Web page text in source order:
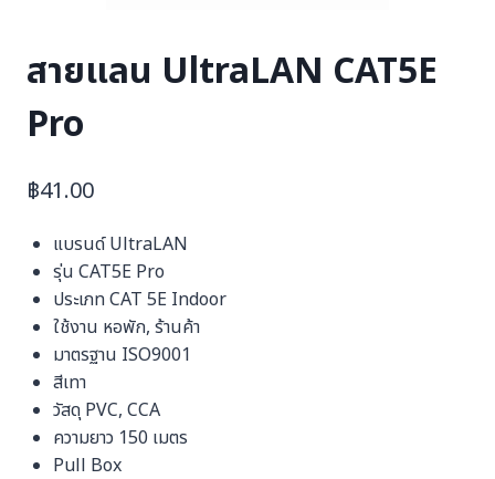
สายแลน UltraLAN CAT5E
Pro
฿41.00
แบรนด์ UltraLAN
รุ่น CAT5E Pro
ประเภท CAT 5E Indoor
ใช้งาน หอพัก, ร้านค้า
มาตรฐาน ISO9001
สีเทา
วัสดุ PVC, CCA
ความยาว 150 เมตร
Pull Box